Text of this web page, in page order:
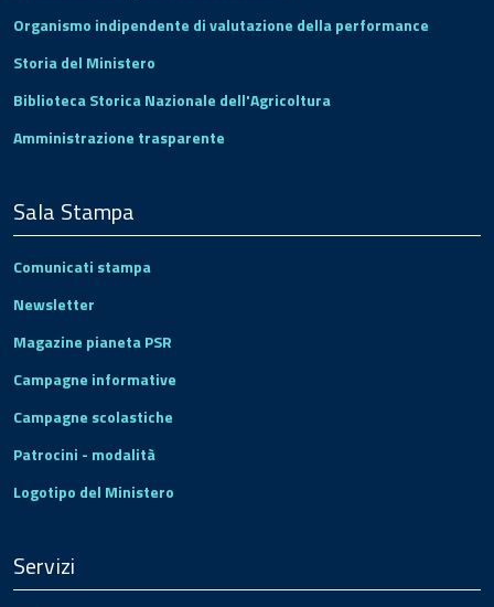
Organismo indipendente di valutazione della performance
Storia del Ministero
Biblioteca Storica Nazionale dell'Agricoltura
Amministrazione trasparente
Sala Stampa
Comunicati stampa
Newsletter
Magazine pianeta PSR
Campagne informative
Campagne scolastiche
Patrocini - modalità
Logotipo del Ministero
Servizi